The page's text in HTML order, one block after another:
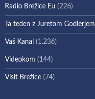
Radio Brežice Eu (226)
Ta teden z Juretom Godlerjem
Vaš Kanal (1.236)
Videokom (144)
Visit Brežice (74)